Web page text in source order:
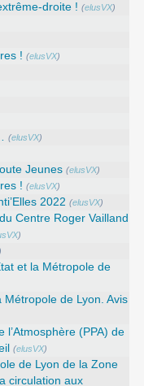
droite ! (elusVX)
! (elusVX)
(elusVX)
Jeunes (elusVX)
! (elusVX)
2022 (elusVX)
Centre Roger Vailland
)
et la Métropole de
Métropole de Lyon. Avis
l’Atmosphère (PPA) de
(elusVX)
de Lyon de la Zone
circulation aux